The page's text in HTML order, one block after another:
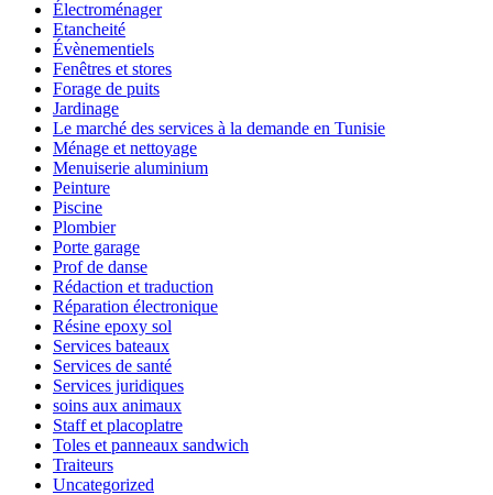
Électroménager
Etancheité
Évènementiels
Fenêtres et stores
Forage de puits
Jardinage
Le marché des services à la demande en Tunisie
Ménage et nettoyage
Menuiserie aluminium
Peinture
Piscine
Plombier
Porte garage
Prof de danse
Rédaction et traduction
Réparation électronique
Résine epoxy sol
Services bateaux
Services de santé
Services juridiques
soins aux animaux
Staff et placoplatre
Toles et panneaux sandwich
Traiteurs
Uncategorized